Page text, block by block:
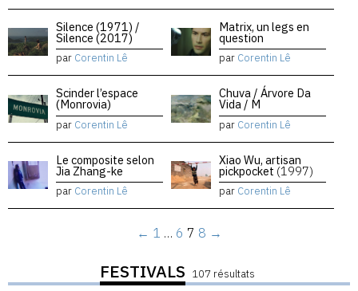
Silence (1971) /
Silence (2017)
par Corentin Lê
Matrix, un legs en
question
par Corentin Lê
Scinder l’espace
(Monrovia)
par Corentin Lê
Chuva / Árvore Da
Vida / M
par Corentin Lê
Le composite selon
Jia Zhang-ke
par Corentin Lê
Xiao Wu, artisan
pickpocket (1997)
par Corentin Lê
← 1 … 6 7 8 →
FESTIVALS 107 résultats